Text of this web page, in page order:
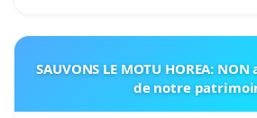
SAUVONS LE MOTU HOREA:
de notre